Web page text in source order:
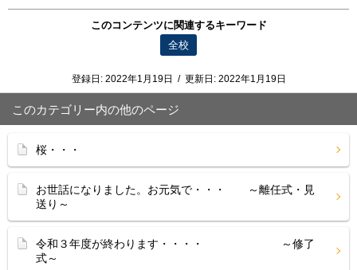
このコンテンツに関連するキーワード
全校
登録日: 2022年1月19日 / 更新日: 2022年1月19日
このカテゴリー内の他のページ
桜・・・
お世話になりました。お元気で・・・ ～離任式・見
送り～
令和３年度が終わります・・・・ ～修了
式～